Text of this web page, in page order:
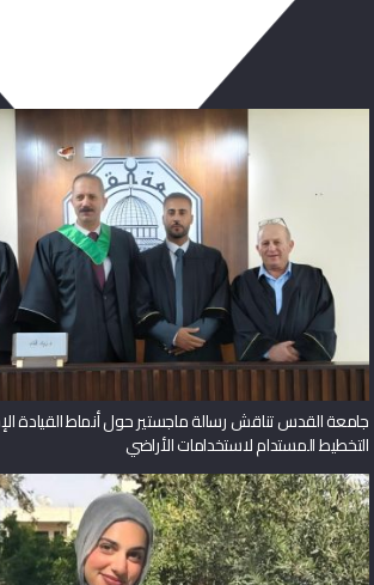
جامعة القدس تناقش رسالة ماجستير حول أنماط القيادة
التخطيط المستدام لاستخدامات الأراضي